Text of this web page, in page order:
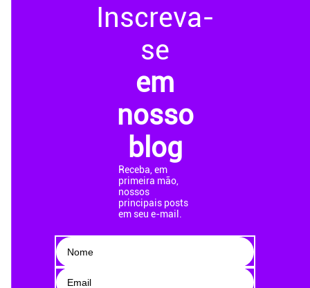
Inscreva-
se
em
nosso
blog
Receba, em
primeira mão,
nossos
principais posts
em seu e-mail.